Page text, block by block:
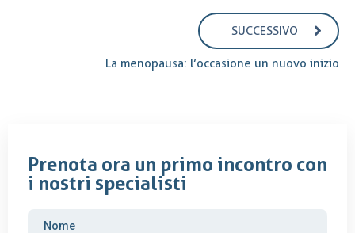
SUCCESSIVO
La menopausa: l’occasione un nuovo inizio
Prenota ora un primo incontro con
i nostri specialisti